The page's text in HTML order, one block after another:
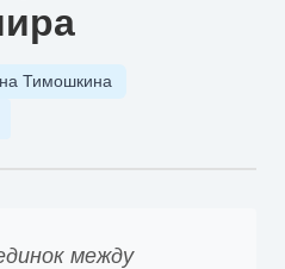
Тимошкина
между